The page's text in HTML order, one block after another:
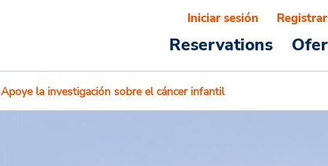
Reservations
Iniciar sesión
Apoye la investigación sobre el cáncer infantil